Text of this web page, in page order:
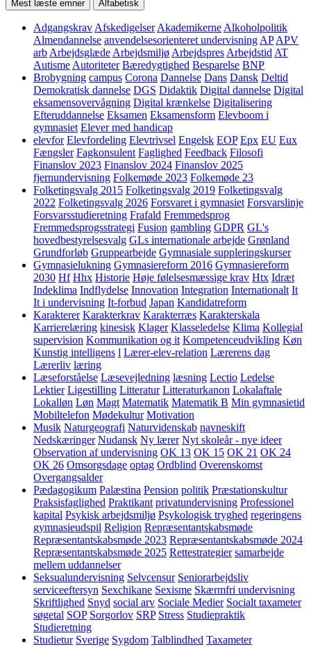
Mest læste emner Alfabetisk
Adgangskrav Afskedigelser Akademikerne Alkoholpolitik
Almendannelse anvendelsesorienteret undervisning AP APV
arb Arbejdsglæde Arbejdsmiljø Arbejdspres Arbejdstid AT
Autisme Autoriteter Bæredygtighed Besparelse BNP
Brobygning campus Corona Dannelse Dans Dansk Deltid
Demokratisk dannelse DGS Didaktik Digital dannelse Digital
eksamensovervågning Digital krænkelse Digitalisering
Efteruddannelse Eksamen Eksamensform Elevboom i
gymnasiet Elever med handicap
elevfor Elevfordeling Elevtrivsel Engelsk EOP Epx EU Eux
Fængsler Fagkonsulent Faglighed Feedback Filosofi
Finanslov 2023 Finanslov 2024 Finanslov 2025
fjernundervisning Folkemøde 2023 Folkemøde 23
Folketingsvalg 2015 Folketingsvalg 2019 Folketingsvalg
2022 Folketingsvalg 2026 Forsvaret i gymnasiet Forsvarslinje
Forsvarsstudieretning Frafald Fremmedsprog
Fremmedsprogsstrategi Fusion gambling GDPR GL's
hovedbestyrelsesvalg GLs internationale arbejde Grønland
Grundforløb Gruppearbejde Gymnasiale suppleringskurser
Gymnasielukning Gymnasiereform 2016 Gymnasiereform
2030 Hf Hhx Historie Høje følelsesmæssige krav Htx Idræt
Indeklima Indflydelse Innovation Integration Internationalt It
It i undervisning It-forbud Japan Kandidatreform
Karakterer Karakterkrav Karakterræs Karakterskala
Karrierelæring kinesisk Klager Klasseledelse Klima Kollegial
supervision Kommunikation og it Kompetenceudvikling Køn
Kunstig intelligens l Lærer-elev-relation Lærerens dag
Lærerliv læring
Læseforståelse Læsevejledning læsning Lectio Ledelse
Lektier Ligestilling Litteratur Litteraturkanon Lokalaftale
Lokalløn Løn Magt Matematik Matematik B Min gymnasietid
Mobiltelefon Mødekultur Motivation
Musik Naturgeografi Naturvidenskab navneskift
Nedskæringer Nudansk Ny lærer Nyt skoleår - nye ideer
Observation af undervisning OK 13 OK 15 OK 21 OK 24
OK 26 Omsorgsdage optag Ordblind Overenskomst
Overgangsalder
Pædagogikum Palæstina Pension politik Præstationskultur
Praksisfaglighed Praktikant privatundervisning Professionel
kapital Psykisk arbejdsmiljø Psykologisk tryghed regeringens
gymnasieudspil Religion Repræsentantskabsmøde
Repræsentantskabsmøde 2023 Repræsentantskabsmøde 2024
Repræsentantskabsmøde 2025 Rettestrategier samarbejde
mellem uddannelser
Seksualundervisning Selvcensur Seniorarbejdsliv
serviceeftersyn Sexchikane Sexisme Skærmfri undervisning
Skriftlighed Snyd social arv Sociale Medier Socialt taxameter
søgetal SOP Sorgorlov SRP Stress Studiepraktik
Studieretning
Studietur Sverige Sygdom Talblindhed Taxameter